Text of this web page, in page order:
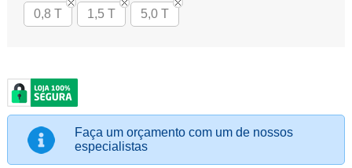
0,8 T
1,5 T 5,0 T
Faça um orçamento com um de nossos
especialistas